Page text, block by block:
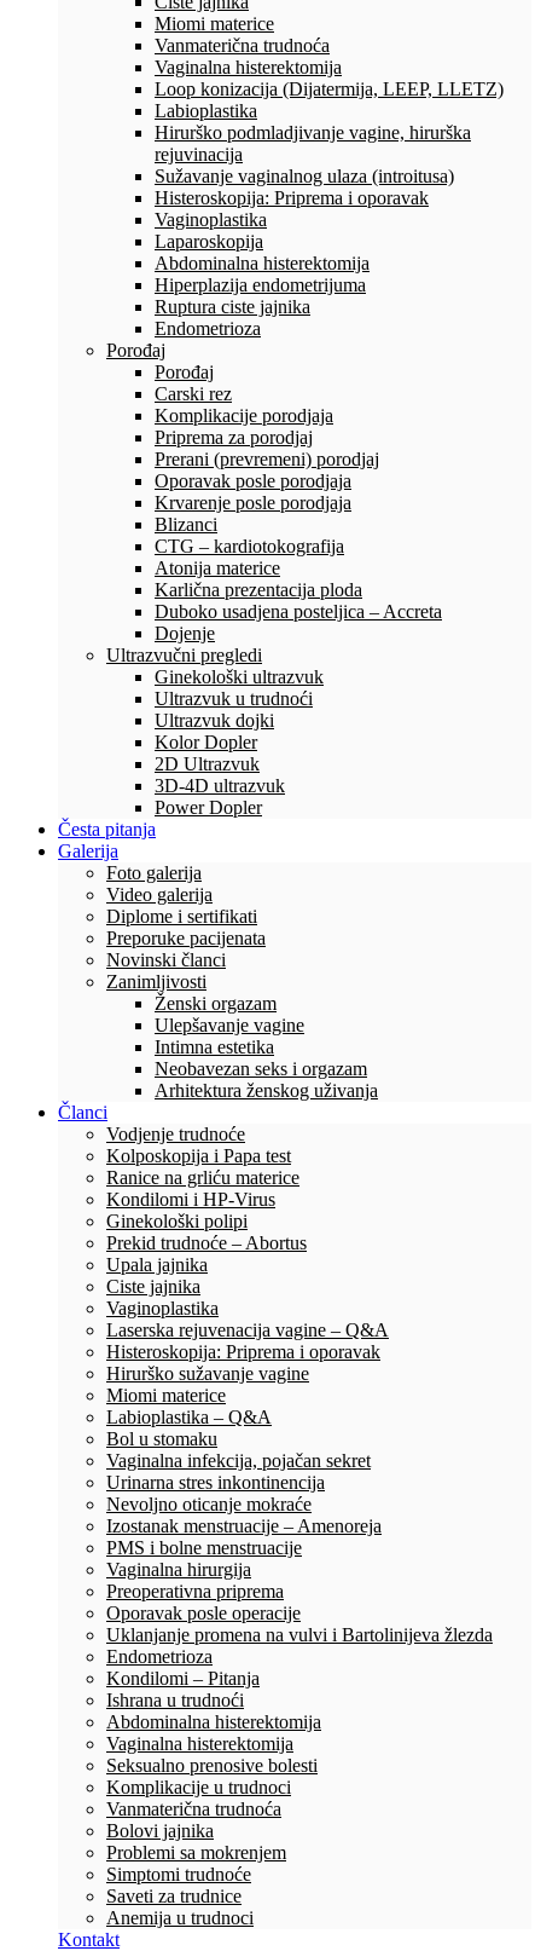
Miomi materice
Vanmaterična trudnoća
Vaginalna histerektomija
Loop konizacija (Dijatermija, LEEP, LLETZ)
Labioplastika
Hirurško podmladjivanje vagine, hirurška
rejuvinacija
Sužavanje vaginalnog ulaza (introitusa)
Histeroskopija: Priprema i oporavak
Vaginoplastika
Laparoskopija
Abdominalna histerektomija
Hiperplazija endometrijuma
Ruptura ciste jajnika
Endometrioza
Porođaj
Porođaj
Carski rez
Komplikacije porodjaja
Priprema za porodjaj
Prerani (prevremeni) porodjaj
Oporavak posle porodjaja
Krvarenje posle porodjaja
Blizanci
CTG – kardiotokografija
Atonija materice
Karlična prezentacija ploda
Duboko usadjena posteljica – Accreta
Dojenje
Ultrazvučni pregledi
Ginekološki ultrazvuk
Ultrazvuk u trudnoći
Ultrazvuk dojki
Kolor Dopler
2D Ultrazvuk
3D-4D ultrazvuk
Power Dopler
Česta pitanja
Galerija
Foto galerija
Video galerija
Diplome i sertifikati
Preporuke pacijenata
Novinski članci
Zanimljivosti
Ženski orgazam
Ulepšavanje vagine
Intimna estetika
Neobavezan seks i orgazam
Arhitektura ženskog uživanja
Članci
Vodjenje trudnoće
Kolposkopija i Papa test
Ranice na grliću materice
Kondilomi i HP-Virus
Ginekološki polipi
Prekid trudnoće – Abortus
Upala jajnika
Ciste jajnika
Vaginoplastika
Laserska rejuvenacija vagine – Q&A
Histeroskopija: Priprema i oporavak
Hirurško sužavanje vagine
Miomi materice
Labioplastika – Q&A
Bol u stomaku
Vaginalna infekcija, pojačan sekret
Urinarna stres inkontinencija
Nevoljno oticanje mokraće
Izostanak menstruacije – Amenoreja
PMS i bolne menstruacije
Vaginalna hirurgija
Preoperativna priprema
Oporavak posle operacije
Uklanjanje promena na vulvi i Bartolinijeva žlezda
Endometrioza
Kondilomi – Pitanja
Ishrana u trudnoći
Abdominalna histerektomija
Vaginalna histerektomija
Seksualno prenosive bolesti
Komplikacije u trudnoci
Vanmaterična trudnoća
Bolovi jajnika
Problemi sa mokrenjem
Simptomi trudnoće
Saveti za trudnice
Anemija u trudnoci
Kontakt